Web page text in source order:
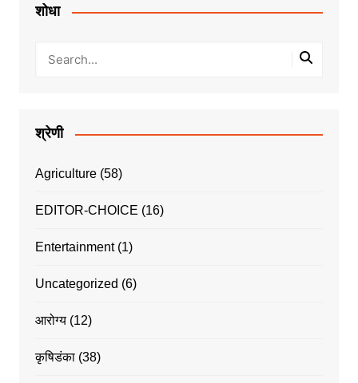
शोधा
श्रेणी
Agriculture(58)
EDITOR-CHOICE (16)
Entertainment(1)
Uncategorized (6)
आरोग्य(12)
कृषिडंका(38)